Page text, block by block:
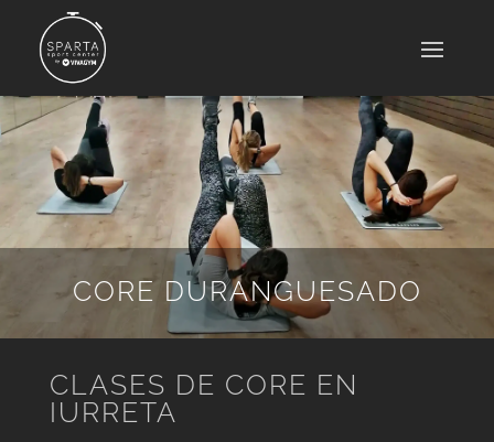
CORE DURANGUESADO
CLASES DE CORE EN
IURRETA